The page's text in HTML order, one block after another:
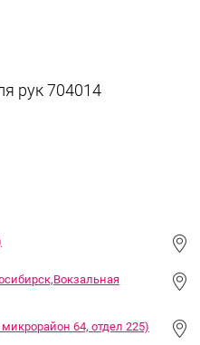
64, отдел 225)